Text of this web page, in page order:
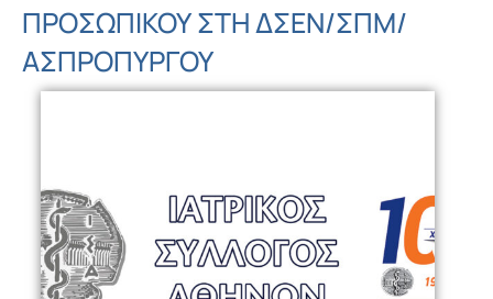
ΠΡΟΣΩΠΙΚΟΥ ΣΤΗ ΔΣΕΝ/ΣΠΜ/
ΑΣΠΡΟΠΥΡΓΟΥ